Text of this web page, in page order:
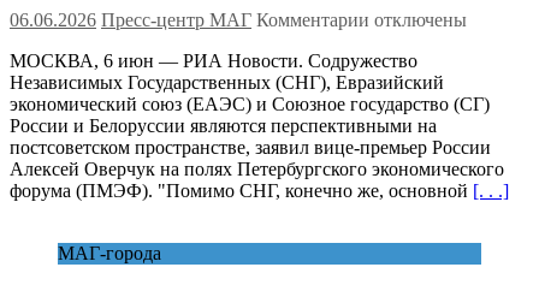
06.06.2026 Пресс-центр МАГ Комментарии к
Оверчук
назвал
СНГ,
ЕАЭС
и
СГ
перспективными
отключены
МОСКВА, 6 июн — РИА Новости. Содружество
Независимых Государственных (СНГ), Евразийский
экономический союз (ЕАЭС) и Союзное государство (СГ)
России и Белоруссии являются перспективными на
постсоветском пространстве, заявил вице-премьер России
Алексей Оверчук на полях Петербургского экономического
форума (ПМЭФ). "Помимо СНГ, конечно же, основной [. . .]
МАГ-города